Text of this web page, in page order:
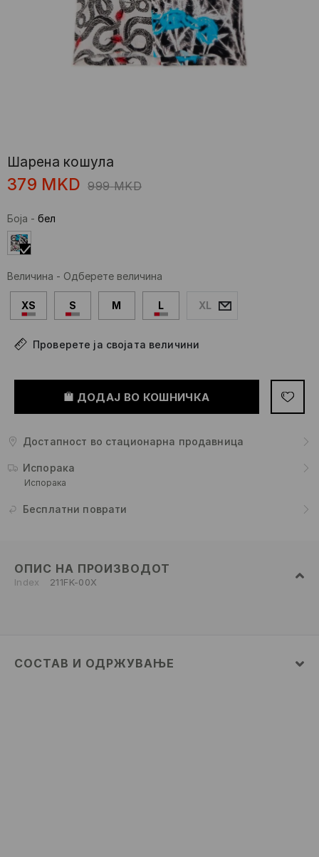
Шаренa кошулa
379 MKD 999 MKD
Боја - бел
Величина - Одберете величина
XS S M L XL
Проверете ја својата величини
ДОДАЈ ВО КОШНИЧКА
Достапност во стационарна продавница
Испорака
Испорака
Бесплатни поврати
ОПИС НА ПРОИЗВОДОТ
Index 211FK-00X
СОСТАВ И ОДРЖУВАЊЕ